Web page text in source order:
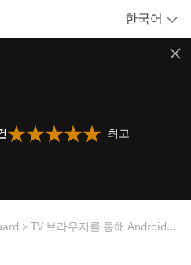
한국어
최고
TV 브라우저를 통해 Android TV용 AdGuard를 설치하는 방법